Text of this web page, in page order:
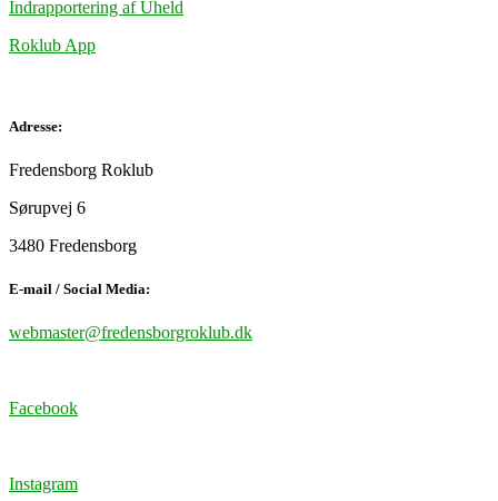
Indrapportering af Uheld
Roklub App
Adresse:
Fredensborg Roklub
Sørupvej 6
3480 Fredensborg
E-mail / Social Media:
webmaster@fredensborgroklub.dk
Facebook
Instagram